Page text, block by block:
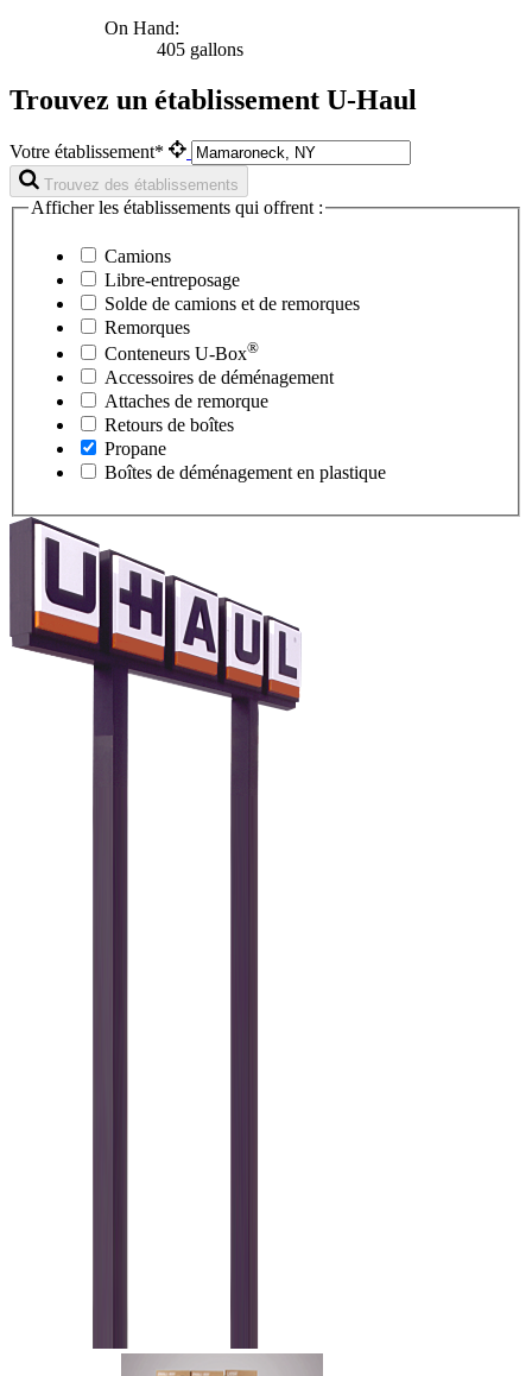
On Hand:
405 gallons
Trouvez un établissement U-Haul
Votre établissement*
Trouvez des établissements
Afficher les établissements qui offrent :
Camions
Libre-entreposage
Solde de camions et de remorques
Remorques
Conteneurs U-Box®
Accessoires de déménagement
Attaches de remorque
Retours de boîtes
Propane
Boîtes de déménagement en plastique